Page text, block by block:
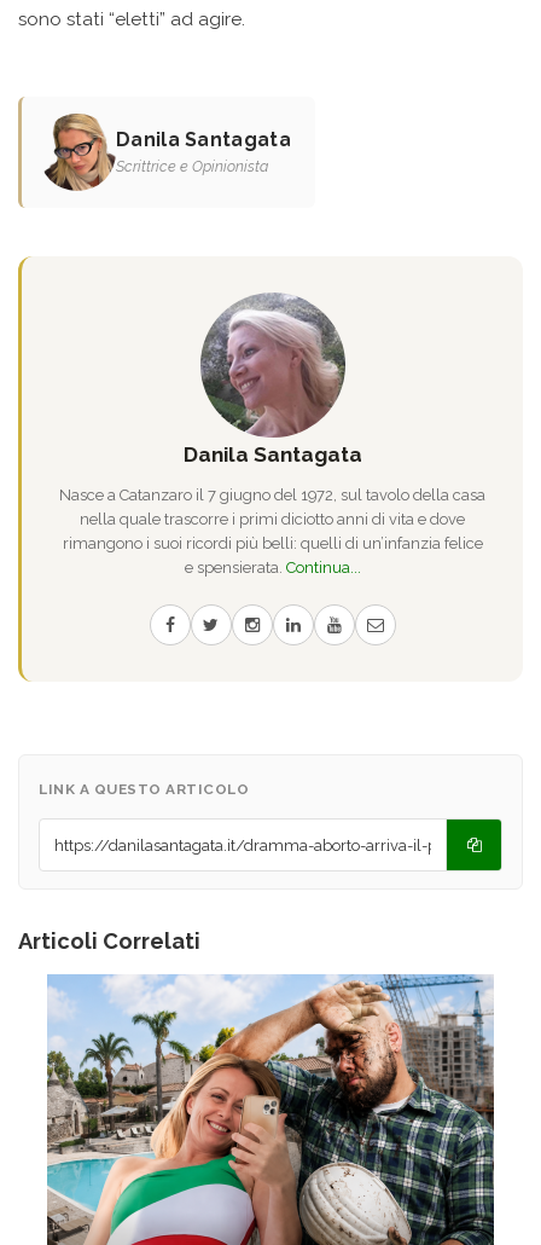
sono stati “eletti” ad agire.
Danila Santagata
Scrittrice e Opinionista
Danila Santagata
Nasce a Catanzaro il 7 giugno del 1972, sul tavolo della casa
nella quale trascorre i primi diciotto anni di vita e dove
rimangono i suoi ricordi più belli: quelli di un’infanzia felice
e spensierata. Continua...
LINK A QUESTO ARTICOLO
Articoli Correlati